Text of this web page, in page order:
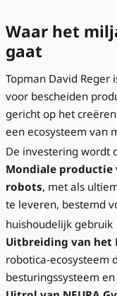
Waar het
gaat
Topman David
voor bescheiden
gericht op het
een ecosysteem van
De investering wordt
Mondiale productie
robots, met als
te leveren, bestemd
huishoudelijk gebruik
Uitbreiding van het
robotica-ecosysteem
besturingssysteem